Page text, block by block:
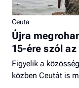
Ceuta
Újra
15-ére szól
Figyelik a
közben Ceutát is